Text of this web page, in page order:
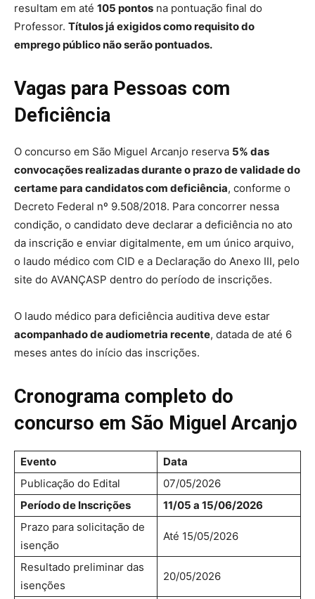
resultam em até 105 pontos na pontuação final do
Professor. Títulos já exigidos como requisito do
emprego público não serão pontuados.
Vagas para Pessoas com
Deficiência
O concurso em São Miguel Arcanjo reserva 5% das
convocações realizadas durante o prazo de validade do
certame para candidatos com deficiência, conforme o
Decreto Federal nº 9.508/2018. Para concorrer nessa
condição, o candidato deve declarar a deficiência no ato
da inscrição e enviar digitalmente, em um único arquivo,
o laudo médico com CID e a Declaração do Anexo III, pelo
site do AVANÇASP dentro do período de inscrições.
O laudo médico para deficiência auditiva deve estar
acompanhado de audiometria recente, datada de até 6
meses antes do início das inscrições.
Cronograma completo do
concurso em São Miguel Arcanjo
Evento
Data
Publicação do Edital
07/05/2026
Período de Inscrições
11/05 a 15/06/2026
Prazo para solicitação de
isenção
Até 15/05/2026
Resultado preliminar das
isenções
20/05/2026